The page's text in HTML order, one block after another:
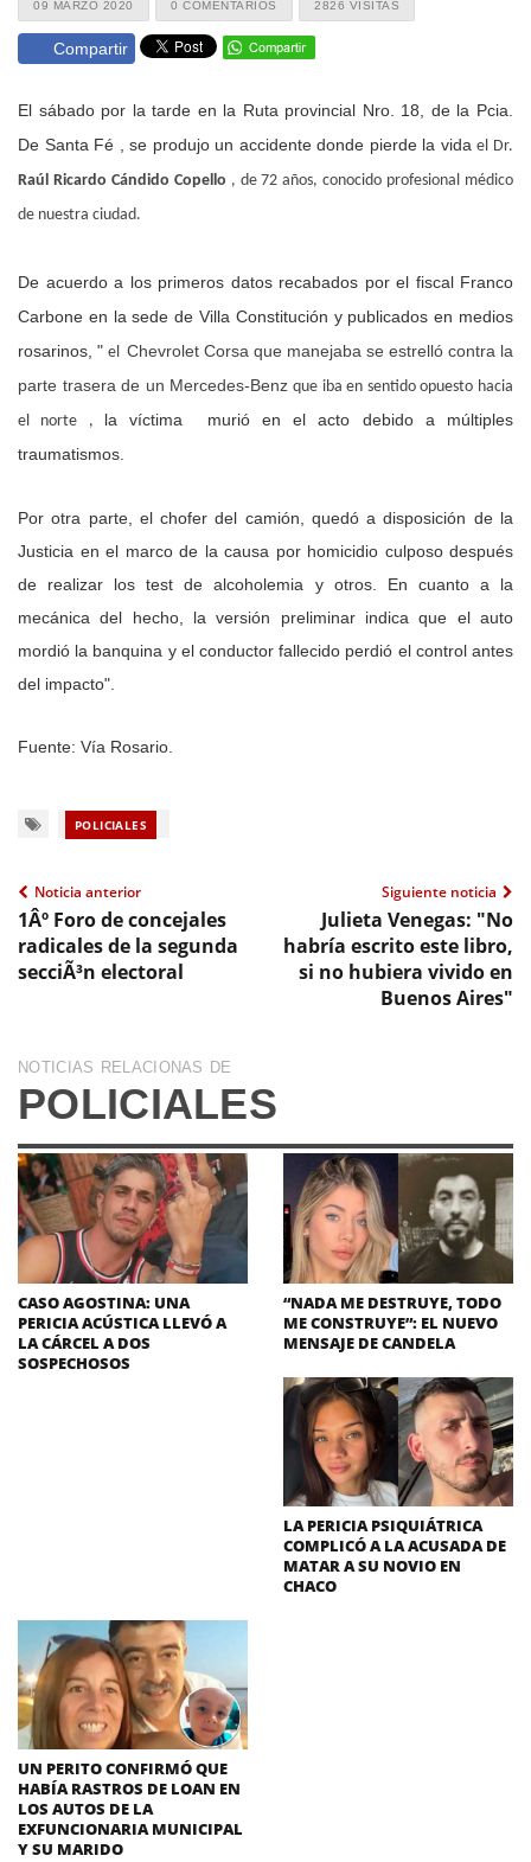
09 MARZO 2020 0 COMENTARIOS 2826 VISITAS
Compartir
El sábado por la tarde en la Ruta provincial Nro. 18, de la Pcia.
De Santa Fé , se produjo un accidente donde pierde la vidael Dr.
Raúl Ricardo Cándido Copello , de 72 años, conocido profesional médico
de nuestra ciudad.
De acuerdo a los primeros datos recabados por el fiscal Franco
Carbone en la sede de Villa Constitución y publicados en medios
rosarinos, " el Chevrolet Corsa que manejaba se estrelló contra la
parte trasera de un Mercedes-Benz que iba en sentido opuesto hacia
el norte , la víctima murió en el acto debido a múltiples
traumatismos.
Por otra parte, el chofer del camión, quedó a disposición de la
Justicia en el marco de la causa por homicidio culposo después
de realizar los test de alcoholemia y otros. En cuanto a la
mecánica del hecho, la versión preliminar indica que el auto
mordió la banquina y el conductor fallecido perdió el control antes
del impacto".
Fuente: Vía Rosario.
POLICIALES
Noticia anterior
1Âº Foro de concejales
radicales de la segunda
secciÃ³n electoral
Siguiente noticia
Julieta Venegas: "No
habría escrito este libro,
si no hubiera vivido en
Buenos Aires"
NOTICIAS RELACIONAS DE
POLICIALES
CASO AGOSTINA: UNA
PERICIA ACÚSTICA LLEVÓ A
LA CÁRCEL A DOS
SOSPECHOSOS
“NADA ME DESTRUYE, TODO
ME CONSTRUYE”: EL NUEVO
MENSAJE DE CANDELA
LA PERICIA PSIQUIÁTRICA
COMPLICÓ A LA ACUSADA DE
MATAR A SU NOVIO EN
CHACO
UN PERITO CONFIRMÓ QUE
HABÍA RASTROS DE LOAN EN
LOS AUTOS DE LA
EXFUNCIONARIA MUNICIPAL
Y SU MARIDO